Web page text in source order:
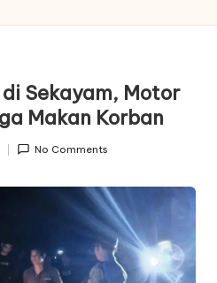
Sekayam, Motor
Makan Korban
No Comments